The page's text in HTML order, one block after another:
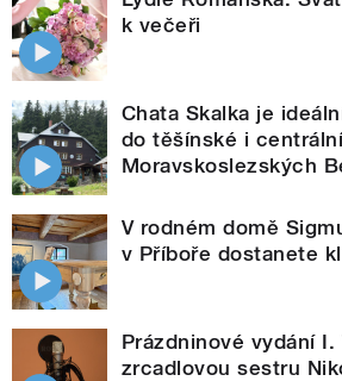
k večeři
Chata Skalka je
do těšínské i
Moravskoslezských
V rodném domě
v Příboře dostanete
Prázdninové vydání I.
zrcadlovou sestru